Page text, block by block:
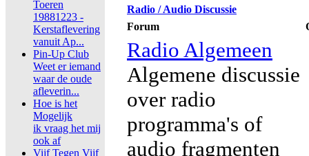
Toeren
19881223 -
Kerstaflevering
vanuit Ap...
Pin-Up Club
Weet er iemand
waar de oude
afleverin...
Hoe is het
Mogelijk
ik vraag het mij
ook af
Vijf Tegen Vijf
Radio / Audio Discussie
Forum
Radio Algemeen
Algemene discussie
over radio
programma's of
audio fragmenten